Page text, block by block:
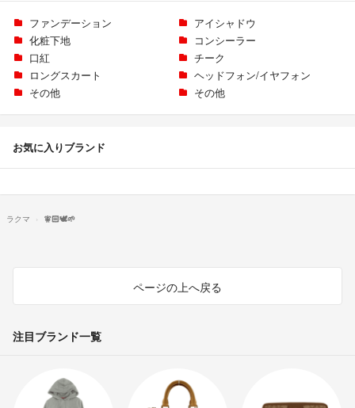
ファンデーション
アイシャドウ
化粧下地
コンシーラー
口紅
チーク
ロングスカート
ヘッドフォン/イヤフォン
その他
その他
お気に入りブランド
ラクマ 🧚🏻🕊🌱
ページの上へ戻る
注目ブランド一覧